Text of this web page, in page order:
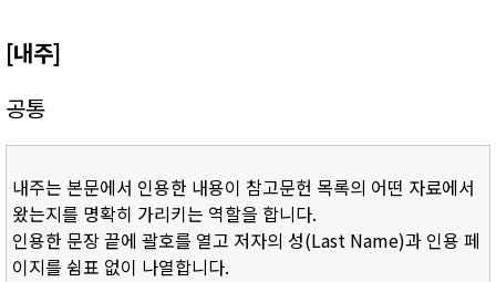
[내주]
공통
내주는 본문에서 인용한 내용이 참고문헌 목록의 어떤 자료에서
왔는지를 명확히 가리키는 역할을 합니다.
인용한 문장 끝에 괄호를 열고 저자의 성(Last Name)과 인용 페
이지를 쉼표 없이 나열합니다.